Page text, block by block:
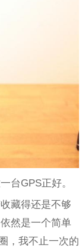
台GPS正好。
藏得还是不够
然是一个简单
，我不止一次的